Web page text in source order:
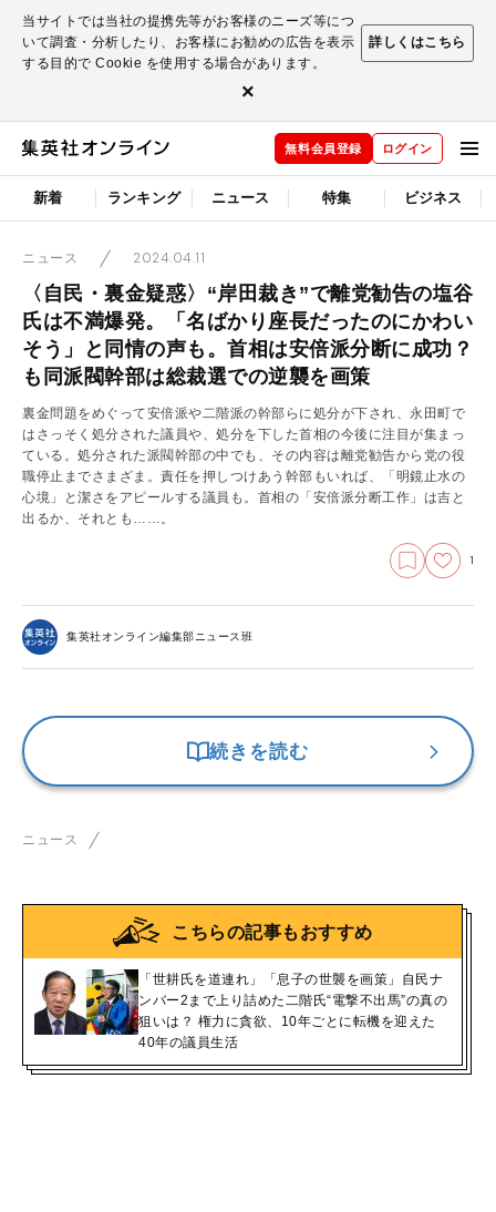
当サイトでは当社の提携先等がお客様のニーズ等につ
いて調査・分析したり、お客様にお勧めの広告を表示
する目的で Cookie を使用する場合があります。
詳しくはこちら
×
無料会員登録 ログイン
新着 ランキング ニュース 特集 ビジネス
ニュース 2024.04.11
〈自民・裏金疑惑〉“岸田裁き”で離党勧告の塩谷
氏は不満爆発。「名ばかり座長だったのにかわい
そう」と同情の声も。首相は安倍派分断に成功？
も同派閥幹部は総裁選での逆襲を画策
裏金問題をめぐって安倍派や二階派の幹部らに処分が下され、永田町で
はさっそく処分された議員や、処分を下した首相の今後に注目が集まっ
ている。処分された派閥幹部の中でも、その内容は離党勧告から党の役
職停止までさまざま。責任を押しつけあう幹部もいれば、「明鏡止水の
心境」と潔さをアピールする議員も。首相の「安倍派分断工作」は吉と
出るか、それとも……。
1
集英社オンライン編集部ニュース班
続きを読む
ニュース
こちらの記事もおすすめ
「世耕氏を道連れ」「息子の世襲を画策」自民ナ
ンバー2まで上り詰めた二階氏“電撃不出馬”の真の
狙いは？ 権力に貪欲、10年ごとに転機を迎えた
40年の議員生活